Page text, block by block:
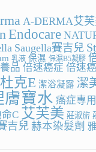
A-DERMA艾
Endocare
Saugella賽吉兒
乳液 保濕 保濕B5凝膠
品 倍速癌症 倍速
杜克E 潔浴凝露 潔
膚寶水 癌症專
C 艾芙美 莊淑旂
吉兒 赫本染髮劑